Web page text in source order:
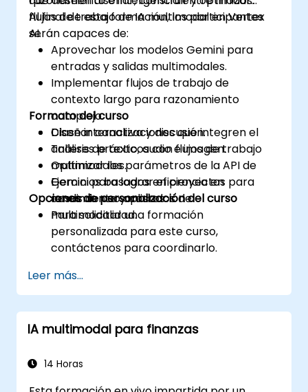
flujos de trabajo de IA multimodal en Vertex
AI.
Al final de esta formación, los participantes
serán capaces de:
Aprovechar los modelos Gemini para
entradas y salidas multimodales.
Implementar flujos de trabajo de
contexto largo para razonamiento
complejo.
Diseñar canalizaciones que integren el
análisis de texto, audio e imagen.
Optimizar los parámetros de la API de
Gemini para lograr eficiencia en
rendimiento y costos.
Formato del curso
Clase interactiva y discusión.
Talleres prácticos con flujos de trabajo
multimodales.
Ejercicios basados en proyectos para
casos de uso aplicados de
multimodalidad.
Opciones de personalización del curso
Para solicitar una formación
personalizada para este curso,
contáctenos para coordinarlo.
Leer más...
IA multimodal para finanzas
14 Horas